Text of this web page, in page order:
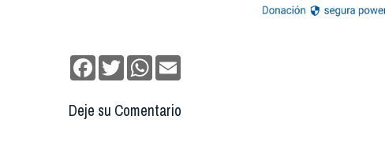
Facebook
TwitterWhatsApp
Deje su Comentario